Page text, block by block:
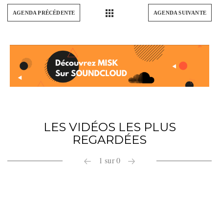
AGENDA PRÉCÉDENTE AGENDA SUIVANTE
LES VIDÉOS LES PLUS
REGARDÉES
1 sur0